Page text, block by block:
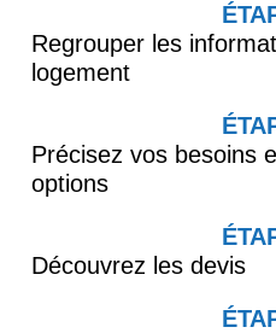
Regrouper les
logement
Précisez vos besoins
options
Découvrez les devis